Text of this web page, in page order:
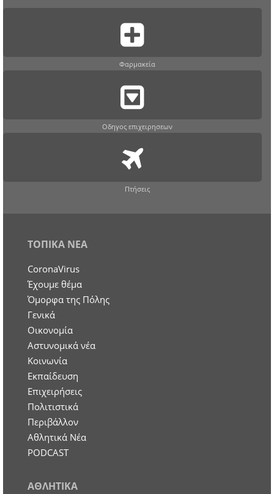
Φαρμακεία
Οδηγος επιχειρησεων
Πτήσεις
ΤΟΠΙΚΑ ΝΕΑ
CoronaVirus
Έχουμε θέμα
Όμορφα της Πόλης
Γενικά
Οικονομία
Aστυνομικά νέα
Κοινωνία
Εκπαίδευση
Επιχειρήσεις
Πολιτιστικά
Περιβάλλον
Αθλητικά Νέα
PODCAST
ΑΘΛΗΤΙΚΑ